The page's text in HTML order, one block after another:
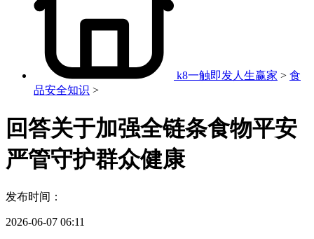
k8一触即发人生赢家 > 食
品安全知识 >
回答关于加强全链条食物平安
严管守护群众健康
发布时间：
2026-06-07 06:11